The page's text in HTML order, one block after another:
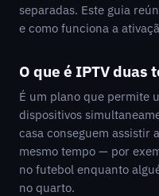
separadas. Este guia
e como funciona a
O que é IPTV duas
É um plano que permite
dispositivos
casa conseguem assistir
mesmo tempo — por
no futebol enquanto
no quarto.